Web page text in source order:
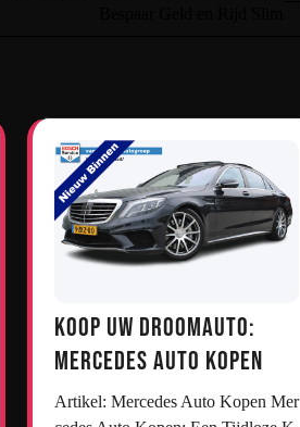
Koop uw droomauto:
Mercedes auto kopen
Artikel: Mercedes Auto Kopen Mer